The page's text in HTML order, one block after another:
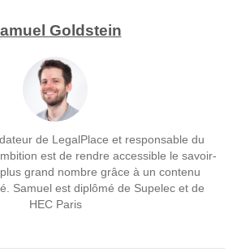
Goldstein
de LegalPlace et responsable du
est de rendre accessible le savoir-
grand nombre grâce à un contenu
Samuel est diplômé de Supelec et de
HEC Paris